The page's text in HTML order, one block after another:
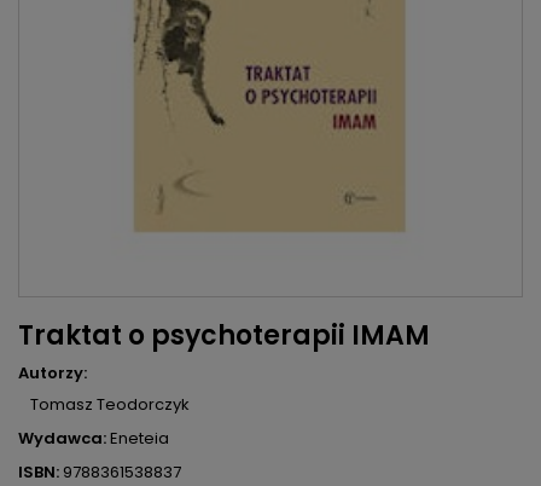
Traktat o psychoterapii IMAM
Autorzy:
Tomasz Teodorczyk
Wydawca:Eneteia
ISBN: 9788361538837